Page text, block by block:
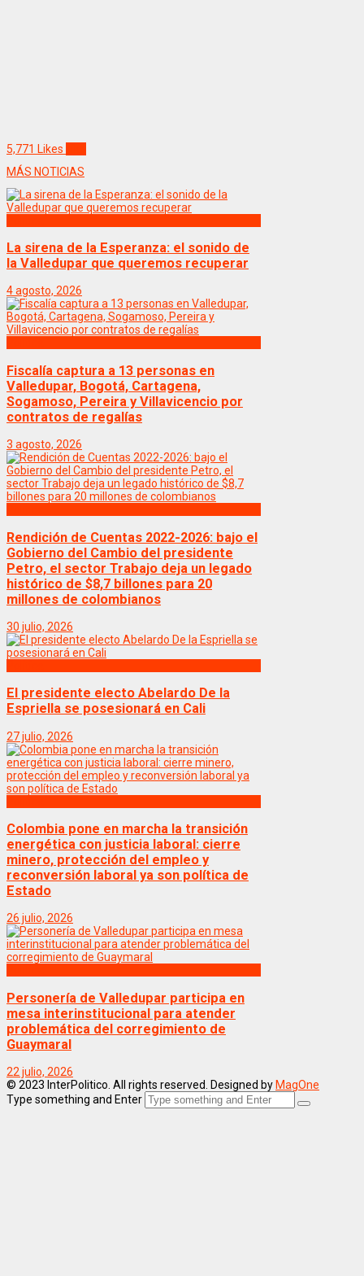
5,771 Likes
MÁS NOTICIAS
La sirena de la Esperanza: el sonido de
la Valledupar que queremos recuperar
4 agosto, 2026
Fiscalía captura a 13 personas en
Valledupar, Bogotá, Cartagena,
Sogamoso, Pereira y Villavicencio por
contratos de regalías
3 agosto, 2026
Rendición de Cuentas 2022-2026: bajo el
Gobierno del Cambio del presidente
Petro, el sector Trabajo deja un legado
histórico de $8,7 billones para 20
millones de colombianos
30 julio, 2026
El presidente electo Abelardo De la
Espriella se posesionará en Cali
27 julio, 2026
Colombia pone en marcha la transición
energética con justicia laboral: cierre
minero, protección del empleo y
reconversión laboral ya son política de
Estado
26 julio, 2026
Personería de Valledupar participa en
mesa interinstitucional para atender
problemática del corregimiento de
Guaymaral
22 julio, 2026
© 2023 InterPolitico. All rights reserved. Designed by MagOne
Type something and Enter